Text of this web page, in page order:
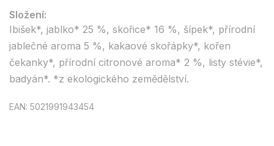
Složení:
Ibišek*, jablko* 25 %, skořice* 16 %, šípek*, přírodní
jablečné aroma 5 %, kakaové skořápky*, kořen
čekanky*, přírodní citronové aroma* 2 %, listy stévie*,
badyán*. *z ekologického zemědělství.
EAN: 5021991943454